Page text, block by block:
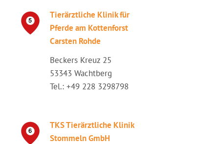
Tierärztliche Klinik für
Pferde am Kottenforst
Carsten Rohde
Beckers Kreuz 25
53343 Wachtberg
Tel.: +49 228 3298798
TKS Tierärztliche Klinik
Stommeln GmbH